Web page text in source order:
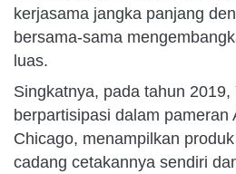
kerjasama jangka panjang
bersama-sama
luas.
Singkatnya, pada tahun 2019,
berpartisipasi dalam pameran
Chicago, menampilkan
cadang cetakannya sendiri